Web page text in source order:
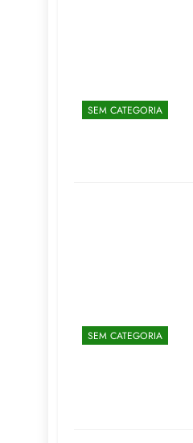
SEM CATEGORIA
SEM CATEGORIA